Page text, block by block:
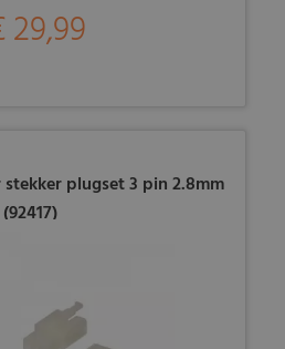
29,99
stekker plugset 3 pin 2.8mm
(92417)